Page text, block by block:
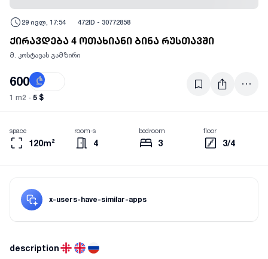
29 ივლ, 17:54 472ID - 30772858
ქირავდება 4 ოთახიანი ბინა რუსთავში
მ. კოსტავას გამზირი
600 ₾
1 m2 - 5 $
120m²
space
4
room-s
3
bedroom
3/4
floor
x-users-have-similar-apps
description